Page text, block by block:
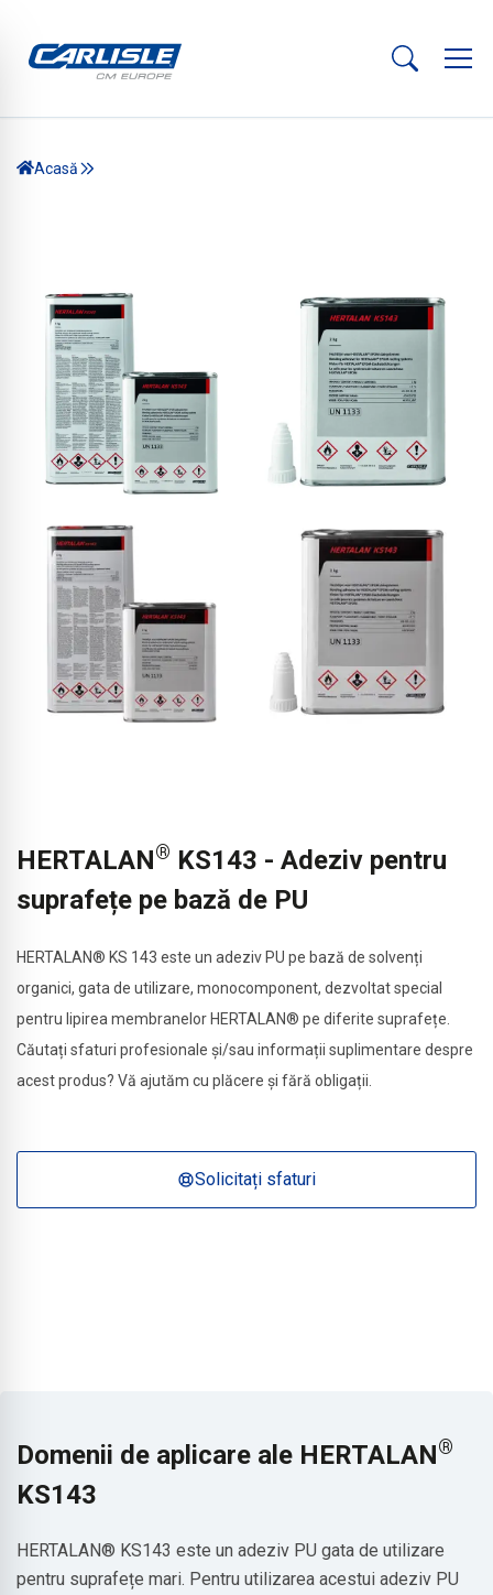
Acasă
HERTALAN® KS143 - Adeziv pentru
suprafețe pe bază de PU
HERTALAN® KS 143 este un adeziv PU pe bază de solvenți
organici, gata de utilizare, monocomponent, dezvoltat special
pentru lipirea membranelor HERTALAN® pe diferite suprafețe.
Căutați sfaturi profesionale și/sau informații suplimentare despre
acest produs? Vă ajutăm cu plăcere și fără obligații.
Solicitați sfaturi
Domenii de aplicare ale HERTALAN®
KS143
HERTALAN® KS143 este un adeziv PU gata de utilizare
pentru suprafețe mari. Pentru utilizarea acestui adeziv PU